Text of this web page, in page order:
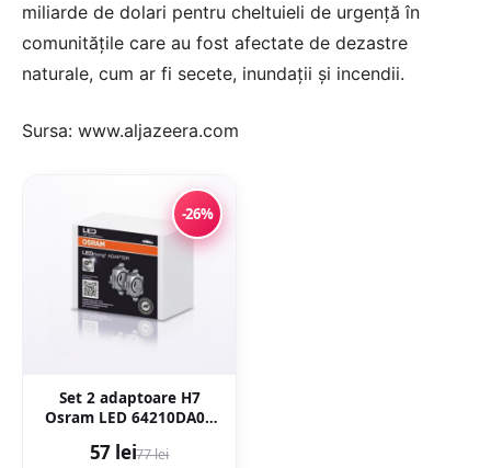
miliarde de dolari pentru cheltuieli de urgență în
comunitățile care au fost afectate de dezastre
naturale, cum ar fi secete, inundații și incendii.
Sursa: www.aljazeera.com
-26%
Set 2 adaptoare H7
Osram LED 64210DA03
VW
57 lei77 lei